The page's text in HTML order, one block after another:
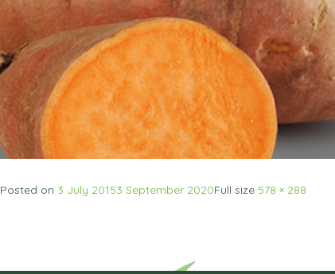
Posted on 3 July 20153 September 2020Full size 578 × 288